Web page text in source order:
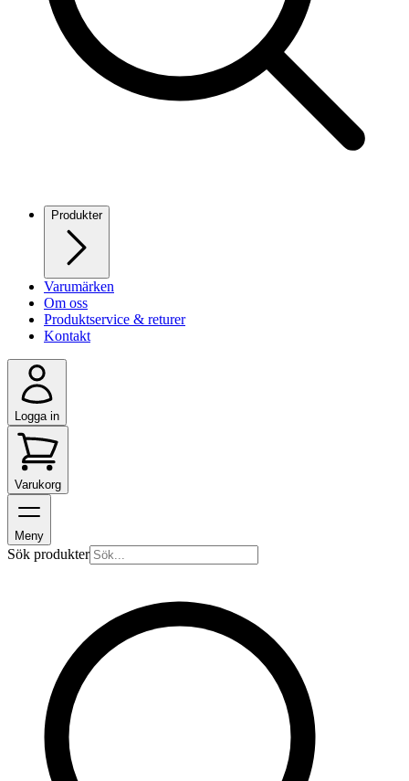
Produkter
Varumärken
Om oss
Produktservice & returer
Kontakt
Logga in
Varukorg
Meny
Sök produkter